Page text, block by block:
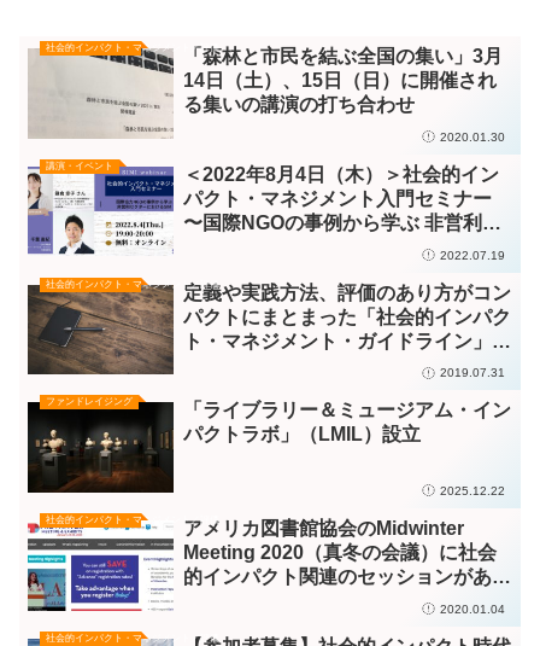
社会的インパクト・マネジメント／評価「森林と市民を結ぶ全国の集い」3月
14日（土）、15日（日）に開催され
る集いの講演の打ち合わせ
2020.01.30
講演・イベント
＜2022年8月4日（木）＞社会的イン
パクト・マネジメント入門セミナー
〜国際NGOの事例から学ぶ 非営利セ
2022.07.19
社会的インパクト・マネジメント／評価定義や実践方法、評価のあり方がコン
パクトにまとまった「社会的インパク
ト・マネジメント・ガイドライン」
Ver.1（社会的インパクト・マネジメ
2019.07.31
ファンドレイジング
「ライブラリー＆ミュージアム・イン
パクトラボ」（LMIL）設立
2025.12.22
社会的インパクト・マネジメント／評価アメリカ図書館協会のMidwinter
Meeting 2020（真冬の会議）に社会
的インパクト関連のセッションがあり
2020.01.04
社会的インパクト・マネジメント／評価